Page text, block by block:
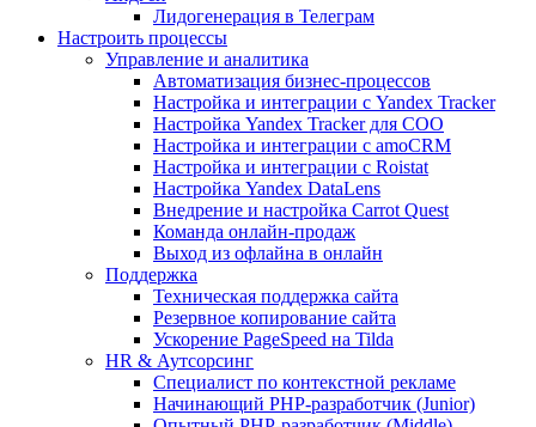
Лидогенерация в Телеграм
Настроить процессы
Управление и аналитика
Автоматизация бизнес-процессов
Настройка и интеграции с Yandex Tracker
Настройка Yandex Tracker для СОО
Настройка и интеграции с amoCRM
Настройка и интеграции с Roistat
Настройка Yandex DataLens
Внедрение и настройка Carrot Quest
Команда онлайн-продаж
Выход из офлайна в онлайн
Поддержка
Техническая поддержка сайта
Резервное копирование сайта
Ускорение PageSpeed на Tilda
HR & Аутсорсинг
Специалист по контекстной рекламе
Начинающий PHP-разработчик (Junior)